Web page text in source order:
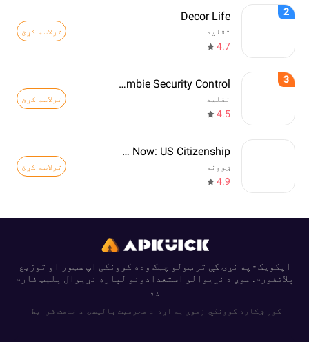
2
Decor Life
تقليد
4.7
ترلاسه کړئ
3
Zombie Security Control
تقليد
4.5
ترلاسه کړئ
Citizen Now: US Citizenship
ښوونه
4.9
ترلاسه کړئ
اپکویک - په نړۍ کې تر ټولو چټک وده کوونکی اپ سټور او توزیع
پلاتفورم. موږ د نړیوالو استعدادونو لپاره نړیوال پلیټ فارم
یو
کور ښکاره کوونکي زموږ په اړه د محرمیت پالیسۍ د خدمت شرایط